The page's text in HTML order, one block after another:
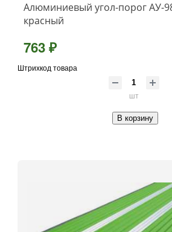
Алюминиевый угол-порог АУ-
красный
763 ₽
Штрихкод товара
шт
В корзину